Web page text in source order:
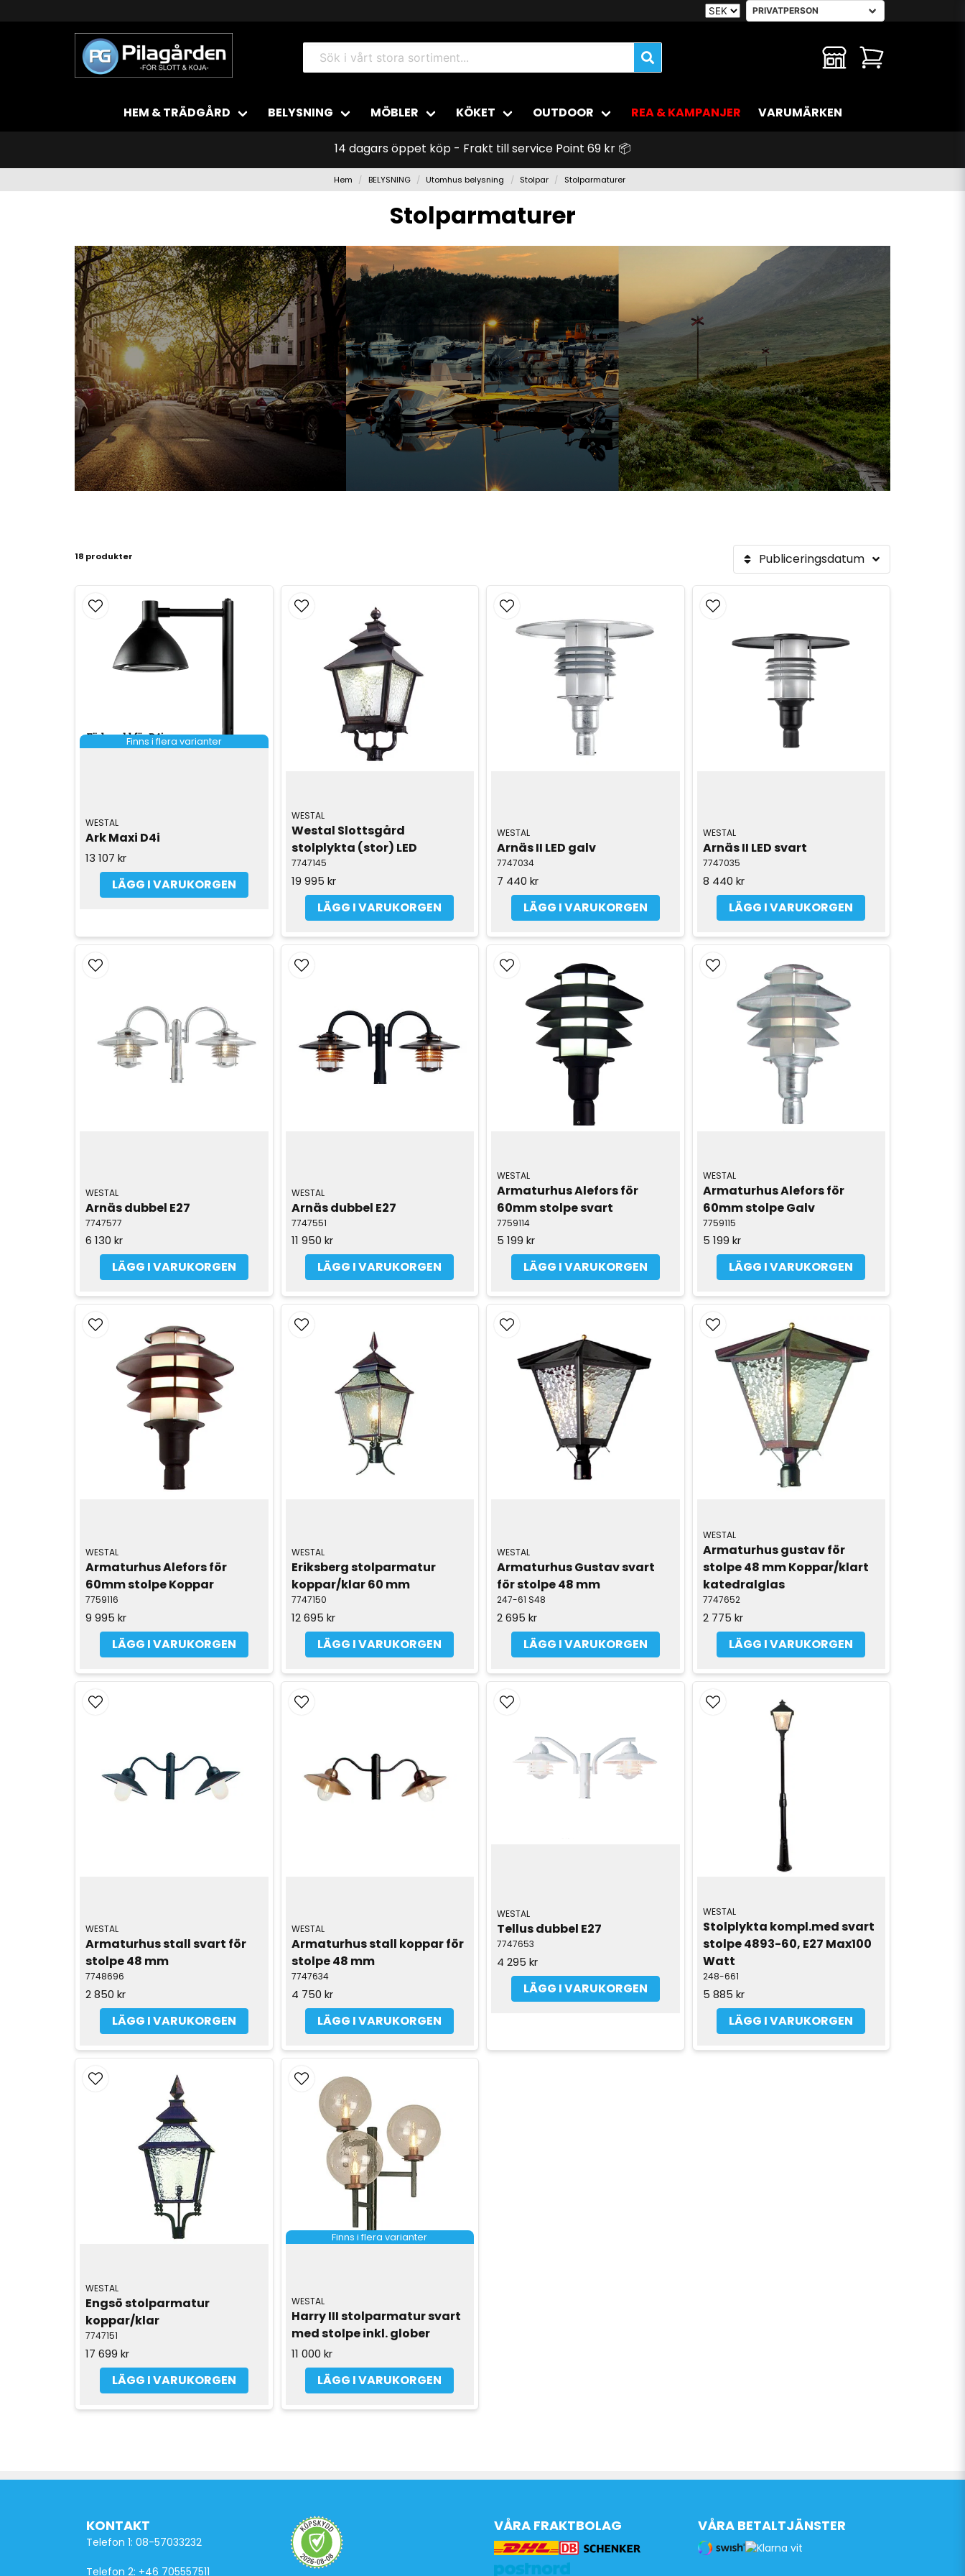
HEM & TRÄDGÅRD BELYSNING MÖBLER KÖKET OUTDOOR REA & KAMPANJER VARUMÄRKEN
14 dagars öppet köp - Frakt till service Point 69 kr 📦
Hem BELYSNING Utomhus belysning Stolpar Stolparmaturer
Stolparmaturer
18 produkter Publiceringsdatum
Finns i flera varianter
WESTAL
Ark Maxi D4i
13 107 kr
LÄGG I VARUKORGEN
WESTAL
Westal Slottsgård
stolplykta (stor) LED
7747145
19 995 kr
LÄGG I VARUKORGEN
WESTAL
Arnäs II LED galv
7747034
7 440 kr
LÄGG I VARUKORGEN
WESTAL
Arnäs II LED svart
7747035
8 440 kr
LÄGG I VARUKORGEN
WESTAL
Arnäs dubbel E27
7747577
6 130 kr
LÄGG I VARUKORGEN
WESTAL
Arnäs dubbel E27
7747551
11 950 kr
LÄGG I VARUKORGEN
WESTAL
Armaturhus Alefors för
60mm stolpe svart
7759114
5 199 kr
LÄGG I VARUKORGEN
WESTAL
Armaturhus Alefors för
60mm stolpe Galv
7759115
5 199 kr
LÄGG I VARUKORGEN
WESTAL
Armaturhus Alefors för
60mm stolpe Koppar
7759116
9 995 kr
LÄGG I VARUKORGEN
WESTAL
Eriksberg stolparmatur
koppar/klar 60 mm
7747150
12 695 kr
LÄGG I VARUKORGEN
WESTAL
Armaturhus Gustav svart
för stolpe 48 mm
247-61 S48
2 695 kr
LÄGG I VARUKORGEN
WESTAL
Armaturhus gustav för
stolpe 48 mm Koppar/klart
katedralglas
7747652
2 775 kr
LÄGG I VARUKORGEN
WESTAL
Armaturhus stall svart för
stolpe 48 mm
7748696
2 850 kr
LÄGG I VARUKORGEN
WESTAL
Armaturhus stall koppar för
stolpe 48 mm
7747634
4 750 kr
LÄGG I VARUKORGEN
WESTAL
Tellus dubbel E27
7747653
4 295 kr
LÄGG I VARUKORGEN
WESTAL
Stolplykta kompl.med svart
stolpe 4893-60, E27 Max100
Watt
248-661
5 885 kr
LÄGG I VARUKORGEN
WESTAL
Engsö stolparmatur
koppar/klar
7747151
17 699 kr
LÄGG I VARUKORGEN
Finns i flera varianter
WESTAL
Harry III stolparmatur svart
med stolpe inkl. glober
11 000 kr
LÄGG I VARUKORGEN
KONTAKT
Telefon 1: 08-57033232
Telefon 2: +46 705557511
VÅRA FRAKTBOLAG VÅRA BETALTJÄNSTER